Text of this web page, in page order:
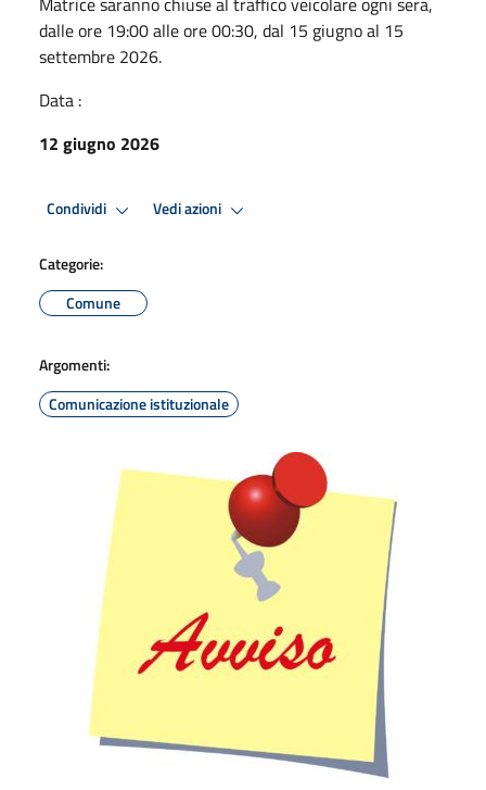
dalle ore 19:00 alle ore 00:30, dal 15 giugno al 15
settembre 2026.
Data :
12 giugno 2026
Condividi Vedi azioni
Categorie:
Comune
Argomenti:
Comunicazione istituzionale